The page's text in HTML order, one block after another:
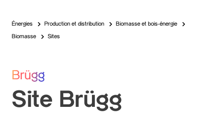
Énergies Production et distribution Biomasse et bois-énergie
Biomasse Sites
Brügg
Site Brügg